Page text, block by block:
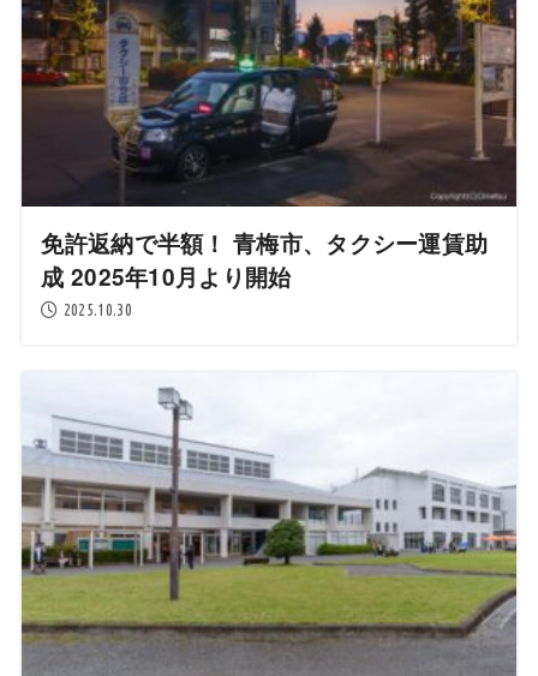
免許返納で半額！ 青梅市、タクシー運賃助
成 2025年10月より開始
2025.10.30